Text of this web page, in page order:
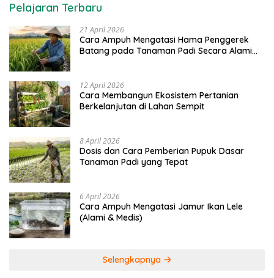
Pelajaran Terbaru
21 April 2026
Cara Ampuh Mengatasi Hama Penggerek
Batang pada Tanaman Padi Secara Alami
12 April 2026
Cara Membangun Ekosistem Pertanian
Berkelanjutan di Lahan Sempit
8 April 2026
Dosis dan Cara Pemberian Pupuk Dasar
Tanaman Padi yang Tepat
6 April 2026
Cara Ampuh Mengatasi Jamur Ikan Lele
(Alami & Medis)
Selengkapnya